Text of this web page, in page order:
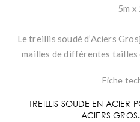
5m x
Le treillis soudé d’Aciers
mailles de différentes
Fiche
TREILLIS SOUDE EN ACIER
ACIERS